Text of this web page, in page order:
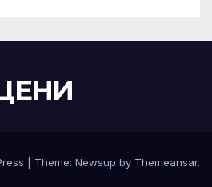
Theme: Newsup by Themeansar.